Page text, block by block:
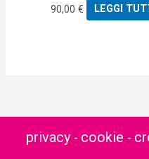
90,00 € LEGGI
privacy - cookie -